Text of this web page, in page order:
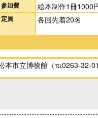
参加費 絵本制作1冊1000
定員 各回先着20名
本市立博物館（℡0263-32-